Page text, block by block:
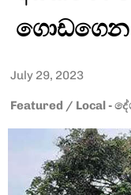
July 29, 2023
Featured / Local -